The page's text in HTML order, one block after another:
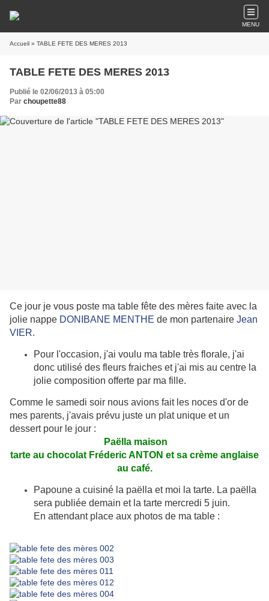
MENU
Accueil » TABLE FETE DES MERES 2013
TABLE FETE DES MERES 2013
Publié le 02/06/2013 à 05:00
Par choupette88
Ce jour je vous poste ma table fête des mères faite avec la
jolie nappe DONIBANE MENTHE de mon partenaire Jean
VIER.
Pour l'occasion, j'ai voulu ma table très florale, j'ai
donc utilisé des fleurs fraiches et j'ai mis au centre la
jolie composition offerte par ma fille.
Comme le samedi soir nous avions fait les noces d'or de
mes parents, j'avais prévu juste un plat unique et un
dessert pour le jour :
Paëlla maison
tarte au chocolat Fréderic ANTON et sa crème anglaise
au café.
Papoune a cuisiné la paëlla et moi la tarte. La paëlla
sera publiée demain et la tarte mercredi 5 juin.
En attendant place aux photos de ma table :